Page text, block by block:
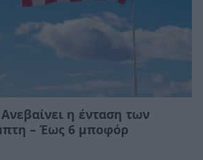
η ένταση των
– Έως 6 μποφόρ